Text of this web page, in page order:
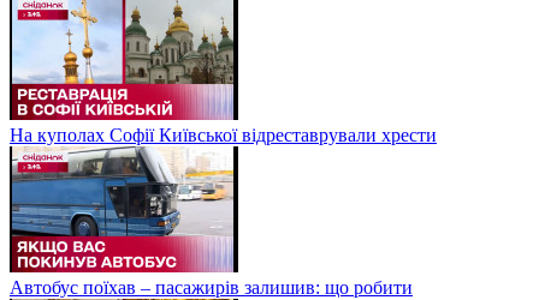
На куполах Софії Київської відреставрували хрести
Автобус поїхав – пасажирів залишив: що робити